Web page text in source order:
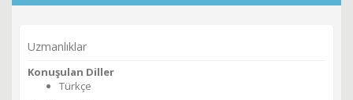
Uzmanlıklar
Konuşulan Diller
Türkçe